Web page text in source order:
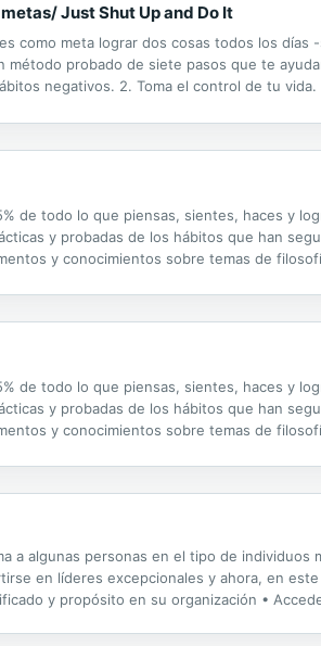
Just Shut Up and Do It
como meta lograr dos cosas todos los
probado de siete pasos que te
negativos. 2. Toma el control de tu
de todo lo que piensas, sientes, haces y
y probadas de los hábitos que han
y conocimientos sobre temas de
de todo lo que piensas, sientes, haces y
y probadas de los hábitos que han
y conocimientos sobre temas de
a algunas personas en el tipo de
en líderes excepcionales y ahora, en
y propósito en su organización •